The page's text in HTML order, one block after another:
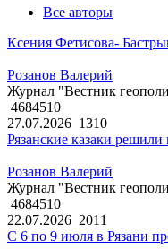
Все авторы
Ксения Фетисова-
Розанов Валерий
Журнал "Вестник
4684510
27.07.2026 1310
Рязанские казаки
Розанов Валерий
Журнал "Вестник
4684510
22.07.2026 2011
С 6 по 9 июля в Рязани